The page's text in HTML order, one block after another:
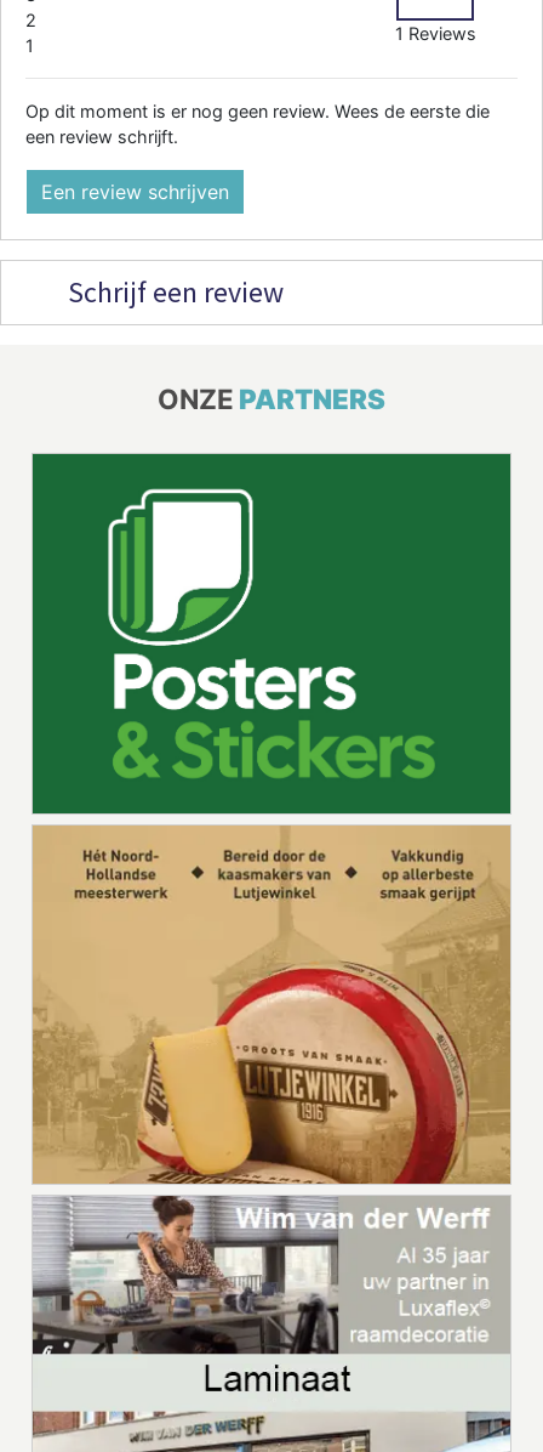
2
1
1 Reviews
Op dit moment is er nog geen review. Wees de eerste die
een review schrijft.
Een review schrijven
Schrijf een review
ONZE PARTNERS